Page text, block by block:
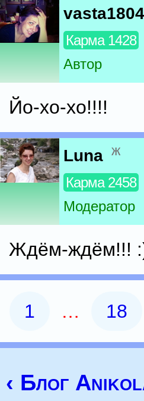
Карма 1428
Автор
Йо-хо-хо!!!!
Luna ж
Карма 2458
Модератор
Ждём-ждём!!!
1 … 18
‹ Блог